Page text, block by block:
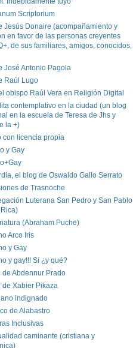
Scriptorium
Jesús Donaire (acompañamiento y
en favor de las personas creyentes
de sus familiares, amigos, conocidos,
José Antonio Pagola
Raúl Lugo
obispo Raúl Vera en Religión Digital
contemplativo en la ciudad (un blog
en la escuela de Teresa de Jhs y
la +)
con licencia propia
y Gay
el blog de Oswaldo Gallo Serrato
de Trasnoche
Luterana San Pedro y San Pablo
(Abraham Puche)
Arco Iris
y Gay
y gay!!! Sí ¿y qué?
de Abdennur Prado
de Xabier Pikaza
indignado
de Alabastro
Inclusivas
caminante (cristiana y